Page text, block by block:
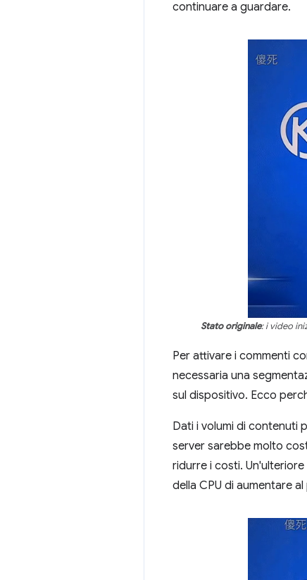
continuare a guardare.
Stato originale: i video
Per attivare i commenti
necessaria una
sul dispositivo. Ecco
Dati i volumi di contenuti
server sarebbe molto
ridurre i costi.
della CPU di aumentare